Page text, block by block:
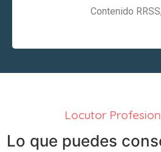
Contenido
Locutor
Lo que puedes